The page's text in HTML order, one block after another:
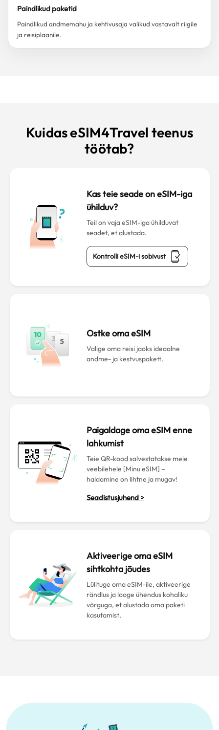
Paindlikud paketid
Paindlikud andmemahu ja kehtivusaja valikud vastavalt riigile
ja reisiplaanile.
Kuidas eSIM4Travel teenus
töötab?
Kas teie seade on eSIM-iga
ühilduv?
Teil on vaja eSIM-iga ühilduvat
seadet, et alustada.
Kontrolli eSIM-i sobivust
Ostke oma eSIM
Valige oma reisi jaoks ideaalne
andme- ja kestvuspakett.
Paigaldage oma eSIM enne
lahkumist
Teie QR-kood salvestatakse meie
veebilehele [Minu eSIM] –
haldamine on lihtne ja mugav!
Seadistusjuhend >
Aktiveerige oma eSIM
sihtkohta jõudes
Lülituge oma eSIM-ile, aktiveerige
rändlus ja looge ühendus kohaliku
võrguga, et alustada oma paketi
kasutamist.